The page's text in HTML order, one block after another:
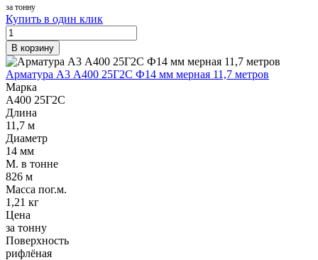
за тонну
Купить в один клик
В корзину
Арматура А3 А400 25Г2С Ф14 мм мерная 11,7 метров
Марка
А400 25Г2С
Длина
11,7 м
Диаметр
14 мм
М. в тонне
826 м
Масса пог.м.
1,21 кг
Цена
за тонну
Поверхность
рифлёная